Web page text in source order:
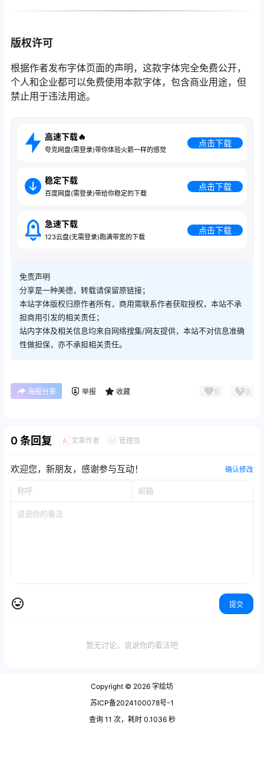
版权许可
根据作者发布字体页面的声明，这款字体完全免费公开，
个人和企业都可以免费使用本款字体，包含商业用途，但
禁止用于违法用途。
高速下载🔥
夸克网盘(需登录)带你体验火箭一样的感觉
点击下载
稳定下载
百度网盘(需登录)带给你稳定的下载
点击下载
急速下载
123云盘(无需登录)跑满带宽的下载
点击下载
免责声明
分享是一种美德，转载请保留原链接；
本站字体版权归原作者所有，商用需联系作者获取授权，本站不承
担商用引发的相关责任；
站内字体及相关信息均来自网络搜集/网友提供，本站不对信息准确
性做担保，亦不承担相关责任。
海报分享 举报 收藏 0 0
0 条回复 A 文章作者 M 管理员
欢迎您，新朋友，感谢参与互动！ 确认修改
提交
暂无讨论，说说你的看法吧
Copyright © 2026 字绘坊
苏ICP备2024100078号-1
查询 11 次，耗时 0.1036 秒